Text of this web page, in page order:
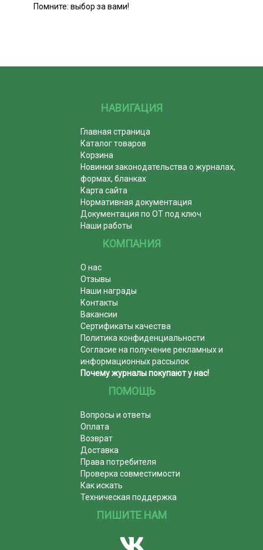
Помните: выбор за вами!
НАВИГАЦИЯ
Главная страница
Каталог товаров
Корзина
Новинки законодательства о журналах,
формах, бланках
Карта сайта
Нормативная документация
Документация по ОТ под ключ
Наши работы
КОМПАНИЯ
О нас
Отзывы
Наши награды
Контакты
Вакансии
Сертификаты качества
Политика конфиденциальности
Согласие на получение рекламных и
информационных рассылок
Почему журналы покупают у нас!
ПОМОЩЬ
Вопросы и ответы
Оплата
Возврат
Доставка
Права потребителя
Проверка совместимости
Как искать
Техническая поддержка
ПИШИТЕ НАМ